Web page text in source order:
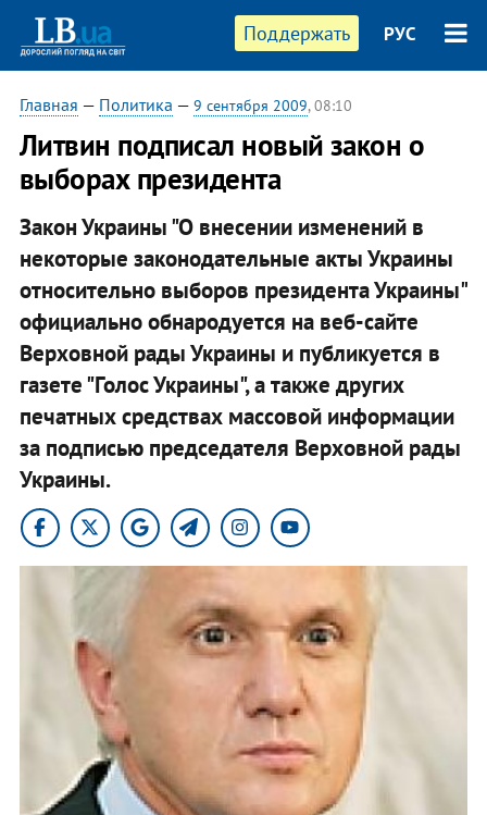
Поддержать РУС
Главная — Политика — 9 сентября 2009, 08:10
Литвин подписал новый закон о
выборах президента
Закон Украины "О внесении изменений в
некоторые законодательные акты Украины
относительно выборов президента Украины"
официально обнародуется на веб-сайте
Верховной рады Украины и публикуется в
газете "Голос Украины", а также других
печатных средствах массовой информации
за подписью председателя Верховной рады
Украины.